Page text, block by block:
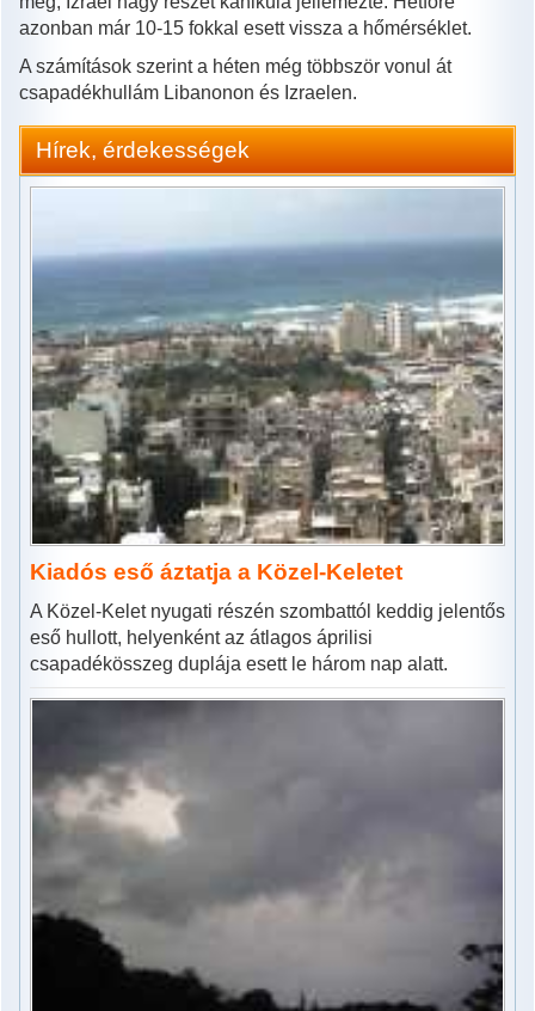
azonban már 10-15 fokkal esett vissza a hőmérséklet.
A számítások szerint a héten még többször vonul át
csapadékhullám Libanonon és Izraelen.
Hírek, érdekességek
Kiadós eső áztatja a Közel-Keletet
A Közel-Kelet nyugati részén szombattól keddig jelentős
eső hullott, helyenként az átlagos áprilisi
csapadékösszeg duplája esett le három nap alatt.